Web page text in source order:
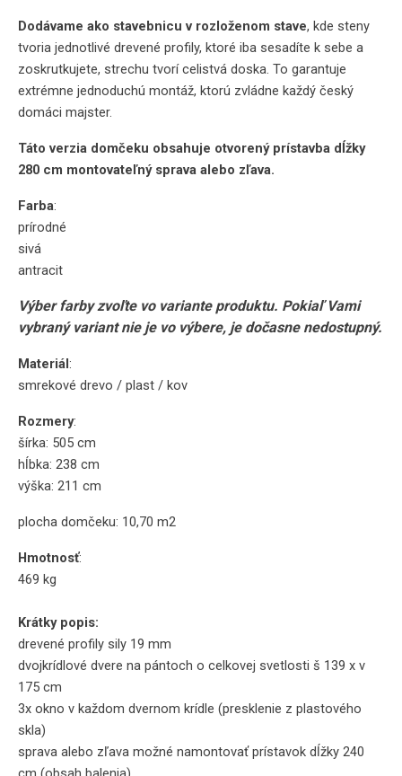
Dodávame ako stavebnicu v rozloženom stave, kde steny
tvoria jednotlivé drevené profily, ktoré iba sesadíte k sebe a
zoskrutkujete, strechu tvorí celistvá doska. To garantuje
extrémne jednoduchú montáž, ktorú zvládne každý český
domáci majster.
Táto verzia domčeku obsahuje otvorený prístavba dĺžky
280 cm montovateľný sprava alebo zľava.
Farba:
prírodné
sivá
antracit
Výber farby zvoľte vo variante produktu. Pokiaľ Vami
vybraný variant nie je vo výbere, je dočasne nedostupný.
Materiál:
smrekové drevo / plast / kov
Rozmery:
šírka: 505 cm
hĺbka: 238 cm
výška: 211 cm
plocha domčeku: 10,70 m2
Hmotnosť:
469 kg
Krátky popis:
drevené profily sily 19 mm
dvojkrídlové dvere na pántoch o celkovej svetlosti š 139 x v
175 cm
3x okno v každom dvernom krídle (presklenie z plastového
skla)
sprava alebo zľava možné namontovať prístavok dĺžky 240